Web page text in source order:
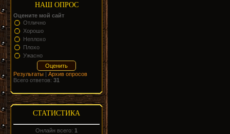
НАШ ОПРОС
Оцените мой сайт
Отлично
Хорошо
Неплохо
Плохо
Ужасно
Результаты | Архив опросов
Всего ответов: 31
СТАТИСТИКА
Онлайн всего: 1